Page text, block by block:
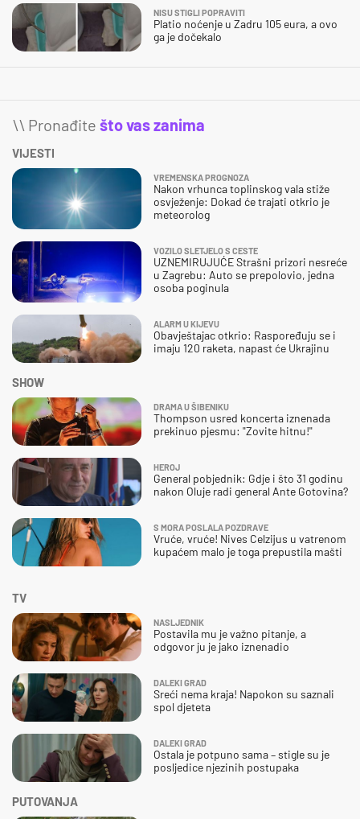
NISU STIGLI POPRAVITI
Platio noćenje u Zadru 105 eura, a ovo
ga je dočekalo
\\ Pronađite što vas zanima
VIJESTI
VREMENSKA PROGNOZA
Nakon vrhunca toplinskog vala stiže
osvježenje: Dokad će trajati otkrio je
meteorolog
VOZILO SLETJELO S CESTE
UZNEMIRUJUĆE Strašni prizori nesreće
u Zagrebu: Auto se prepolovio, jedna
osoba poginula
ALARM U KIJEVU
Obavještajac otkrio: Raspoređuju se i
imaju 120 raketa, napast će Ukrajinu
SHOW
DRAMA U ŠIBENIKU
Thompson usred koncerta iznenada
prekinuo pjesmu: "Zovite hitnu!"
HEROJ
General pobjednik: Gdje i što 31 godinu
nakon Oluje radi general Ante Gotovina?
S MORA POSLALA POZDRAVE
Vruće, vruće! Nives Celzijus u vatrenom
kupaćem malo je toga prepustila mašti
TV
NASLJEDNIK
Postavila mu je važno pitanje, a
odgovor ju je jako iznenadio
DALEKI GRAD
Sreći nema kraja! Napokon su saznali
spol djeteta
DALEKI GRAD
Ostala je potpuno sama – stigle su je
posljedice njezinih postupaka
PUTOVANJA